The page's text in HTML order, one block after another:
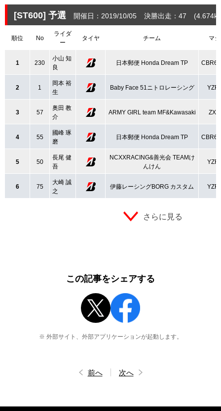
[ST600] 予選 開催日：2019/10/05 決勝出走：47 (4.674
順位 No
ライダ
ー
タイヤ チーム マ
1 230
小山 知
良
日本郵便 Honda Dream TP
2 1
岡本 裕
生
Baby Face 51ニトロレーシング
3 57
奥田 教
介
ARMY GIRL team MF&Kawasaki ZX-
4 55
國峰 琢
磨
日本郵便 Honda Dream TP
5 50
長尾 健
吾
NCXXRACING&善光会 TEAMけ
んけん
6 75
大崎 誠
之
伊藤レーシングBORG カスタム
さらに見る
この記事をシェアする
※ 外部サイト、外部アプリケーションが起動します。
前へ 次へ